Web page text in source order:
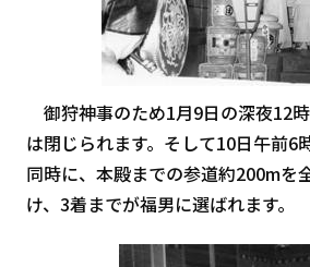
御狩神事のため1月9日の深夜12時
は閉じられます。そして10日午前6
同時に、本殿までの参道約200mを
け、3着までが福男に選ばれます。